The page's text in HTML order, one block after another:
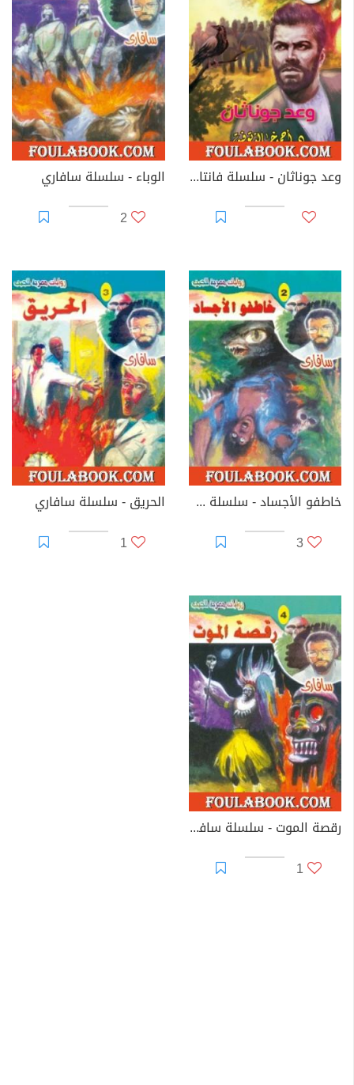
وعد جوناثان - سلسلة فانتازيا
الوباء - سلسلة سافاري
2
خاطفو الأجساد - سلسلة سافاري
3
الحريق - سلسلة سافاري
1
رقصة الموت - سلسلة سافاري
1